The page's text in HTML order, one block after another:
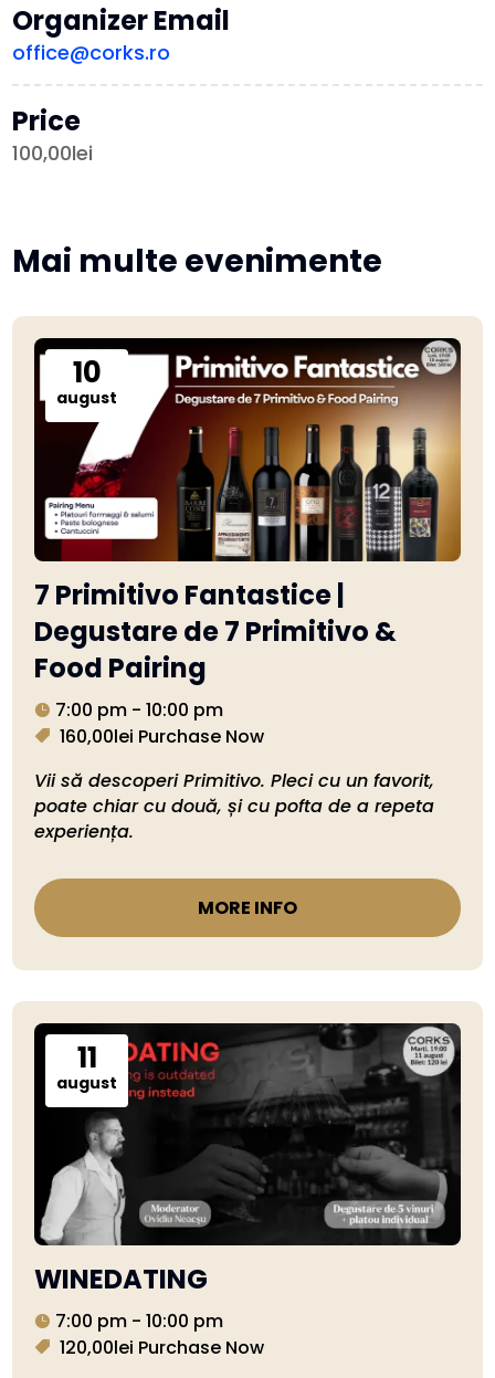
Organizer Email
office@corks.ro
Price
100,00lei
Mai multe evenimente
10
august
7 Primitivo Fantastice |
Degustare de 7 Primitivo &
Food Pairing
7:00 pm - 10:00 pm
160,00lei Purchase Now
Vii să descoperi Primitivo. Pleci cu un favorit,
poate chiar cu două, și cu pofta de a repeta
experiența.
MORE INFO
11
august
WINEDATING
7:00 pm - 10:00 pm
120,00lei Purchase Now